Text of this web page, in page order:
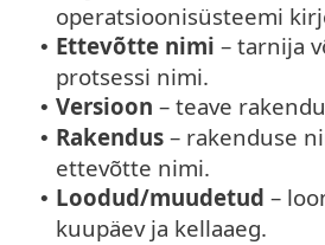
operatsioonisüsteemi
• Ettevõtte nimi – tarnija
protsessi nimi.
• Versioon – teave
• Rakendus – rakenduse
ettevõtte nimi.
• Loodud/muudetud –
kuupäev ja kellaaeg.